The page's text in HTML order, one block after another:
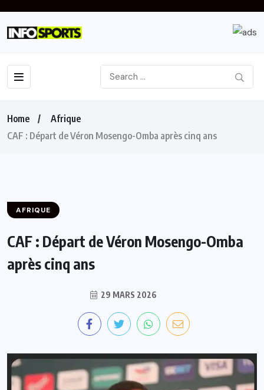
Home
Afrique
CAF : Départ de Véron Mosengo-Omba après cinq ans
AFRIQUE
CAF : Départ de Véron Mosengo-Omba
après cinq ans
29 MARS 2026